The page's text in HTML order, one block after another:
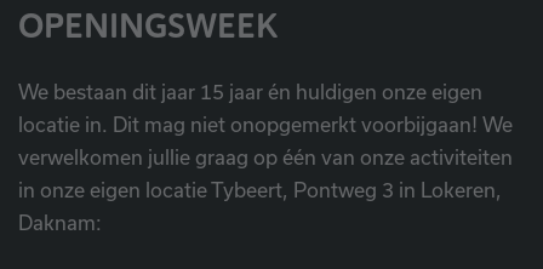
OPENINGSWEEK
We bestaan dit jaar 15 jaar én huldigen onze eigen
locatie in. Dit mag niet onopgemerkt voorbijgaan! We
verwelkomen jullie graag op één van onze activiteiten
in onze eigen locatie Tybeert, Pontweg 3 in Lokeren,
Daknam: